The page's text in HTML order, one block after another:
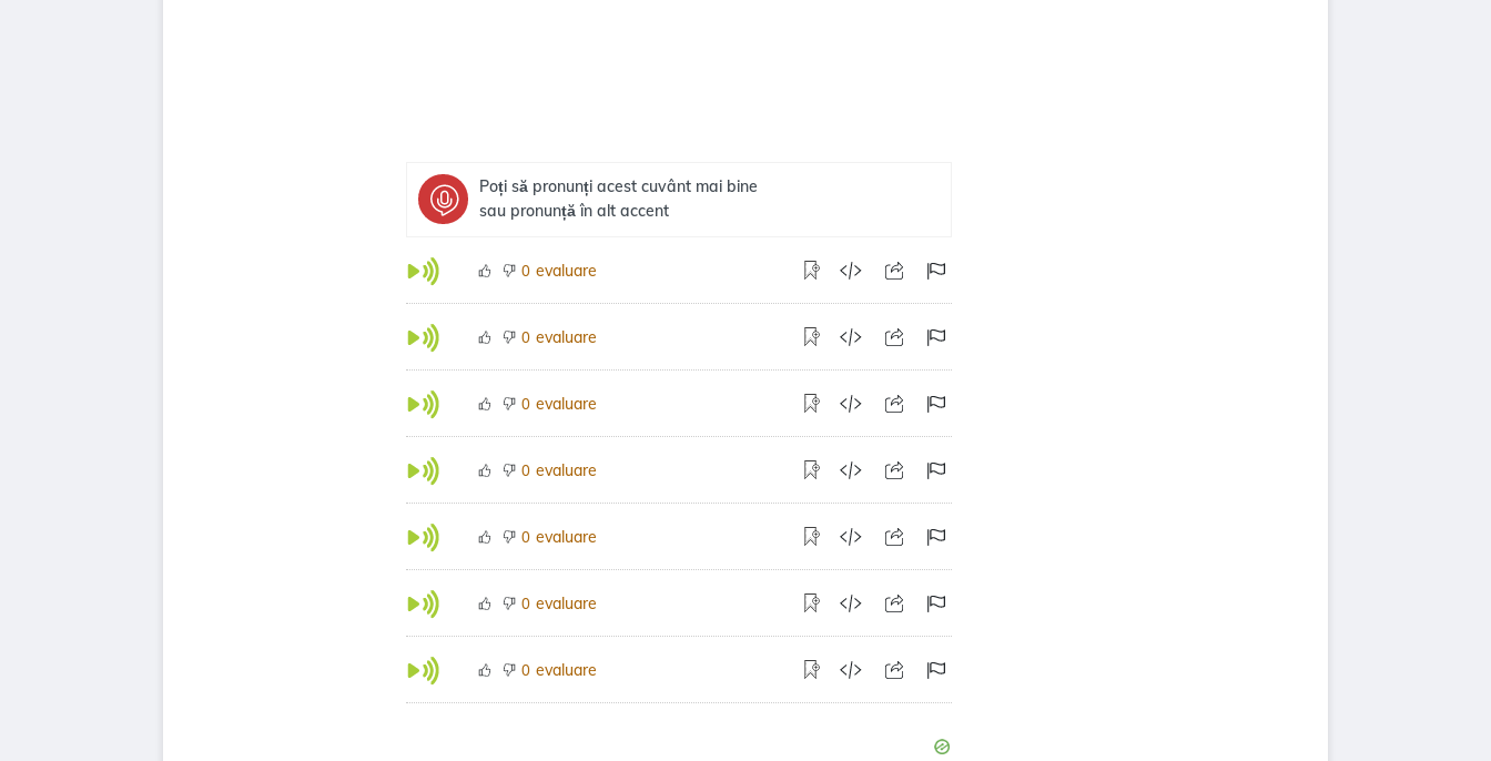
Poți să pronunți acest cuvânt mai bine
sau pronunță în alt accent
0 evaluare
0 evaluare
0 evaluare
0 evaluare
0 evaluare
0 evaluare
0 evaluare